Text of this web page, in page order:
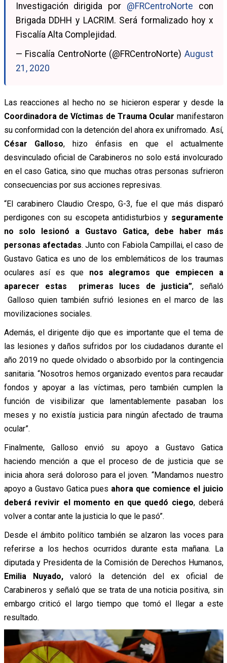
Investigación dirigida por @FRCentroNorte con
Brigada DDHH y LACRIM. Será formalizado hoy x
Fiscalía Alta Complejidad.
— Fiscalía CentroNorte (@FRCentroNorte) August
21, 2020
Las reacciones al hecho no se hicieron esperar y desde la
Coordinadora de Víctimas de Trauma Ocular manifestaron
su conformidad con la detención del ahora ex unifromado. Así,
César Galloso, hizo énfasis en que el actualmente
desvinculado oficial de Carabineros no solo está involcurado
en el caso Gatica, sino que muchas otras personas sufrieron
consecuencias por sus acciones represivas.
“El carabinero Claudio Crespo, G-3, fue el que más disparó
perdigones con su escopeta antidisturbios y seguramente
no solo lesionó a Gustavo Gatica, debe haber más
personas afectadas. Junto con Fabiola Campillai, el caso de
Gustavo Gatica es uno de los emblemáticos de los traumas
oculares así es que nos alegramos que empiecen a
aparecer estas primeras luces de justicia”, señaló
Galloso quien también sufrió lesiones en el marco de las
movilizaciones sociales.
Además, el dirigente dijo que es importante que el tema de
las lesiones y daños sufridos por los ciudadanos durante el
año 2019 no quede olvidado o absorbido por la contingencia
sanitaria. “Nosotros hemos organizado eventos para recaudar
fondos y apoyar a las víctimas, pero también cumplen la
función de visibilizar que lamentablemente pasaban los
meses y no existía justicia para ningún afectado de trauma
ocular”.
Finalmente, Galloso envió su apoyo a Gustavo Gatica
haciendo mención a que el proceso de de justicia que se
inicia ahora será doloroso para el joven. “Mandamos nuestro
apoyo a Gustavo Gatica pues ahora que comience el juicio
deberá revivir el momento en que quedó ciego, deberá
volver a contar ante la justicia lo que le pasó”.
Desde el ámbito político también se alzaron las voces para
referirse a los hechos ocurridos durante esta mañana. La
diputada y Presidenta de la Comisión de Derechos Humanos,
Emilia Nuyado,valoró la detención del ex oficial de
Carabineros y señaló que se trata de una noticia positiva, sin
embargo criticó el largo tiempo que tomó el llegar a este
resultado.